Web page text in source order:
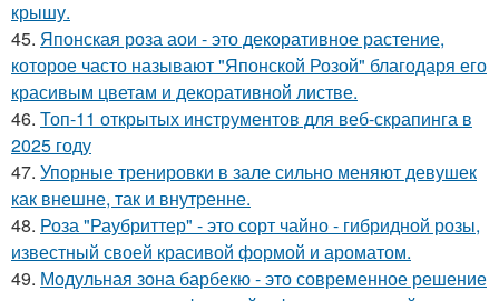
крышу.
45. Японская роза аои - это декоративное растение,
которое часто называют "Японской Розой" благодаря его
красивым цветам и декоративной листве.
46. Топ-11 открытых инструментов для веб-скрапинга в
2025 году
47. Упорные тренировки в зале сильно меняют девушек
как внешне, так и внутренне.
48. Роза "Раубриттер" - это сорт чайно - гибридной розы,
известный своей красивой формой и ароматом.
49. Модульная зона барбекю - это современное решение